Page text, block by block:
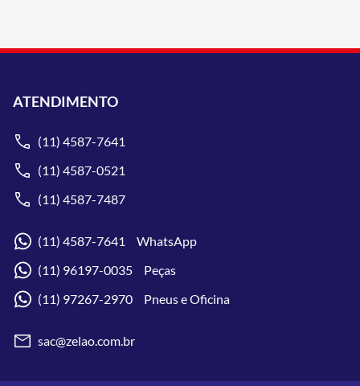
ATENDIMENTO
(11) 4587-7641
(11) 4587-0521
(11) 4587-7487
(11) 4587-7641 WhatsApp
(11) 96197-0035 Peças
(11) 97267-2970 Pneus e Oficina
sac@zelao.com.br